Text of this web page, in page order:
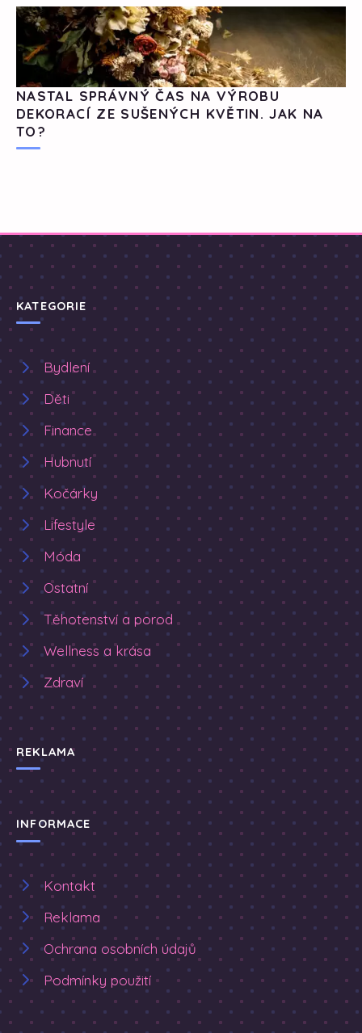
NASTAL SPRÁVNÝ ČAS NA VÝROBU
DEKORACÍ ZE SUŠENÝCH KVĚTIN. JAK NA
TO?
KATEGORIE
Bydlení
Děti
Finance
Hubnutí
Kočárky
Lifestyle
Móda
Ostatní
Těhotenství a porod
Wellness a krása
Zdraví
REKLAMA
INFORMACE
Kontakt
Reklama
Ochrana osobních údajů
Podmínky použití